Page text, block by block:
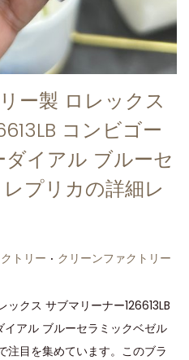
ー製 ロレックス
コンビゴー
イアル ブルーセ
プリカの詳細レ
トリー . P
s
t
e
クリーンファクトリー
クス サブマリーナー126613LB
アル ブルーセラミックベゼル
注目を集めています。このブラ